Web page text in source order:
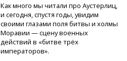
Как много мы читали про Аустерлиц,
и сегодня, спустя годы, увидим
своими глазами поля битвы и холмы
Моравии — сцену военных
действий в «битве трёх
императоров».